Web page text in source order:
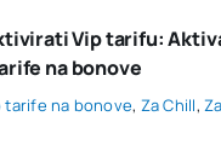
Vip tarifu:
na bonove
tarife na bonove, Za Chill,